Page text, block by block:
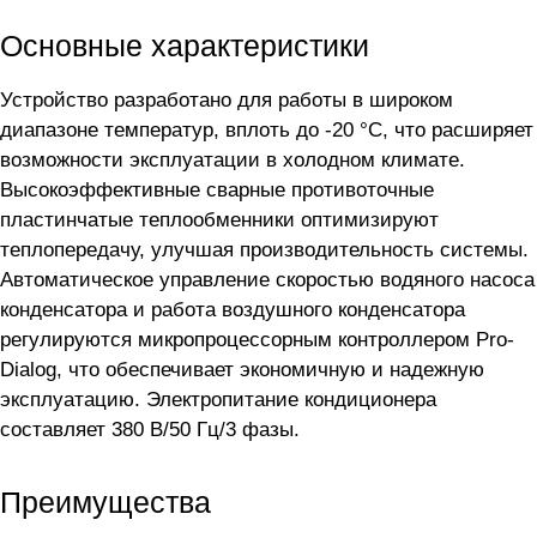
Основные характеристики
Устройство разработано для работы в широком
диапазоне температур, вплоть до -20 °С, что расширяет
возможности эксплуатации в холодном климате.
Высокоэффективные сварные противоточные
пластинчатые теплообменники оптимизируют
теплопередачу, улучшая производительность системы.
Автоматическое управление скоростью водяного насоса
конденсатора и работа воздушного конденсатора
регулируются микропроцессорным контроллером Pro-
Dialog, что обеспечивает экономичную и надежную
эксплуатацию. Электропитание кондиционера
составляет 380 В/50 Гц/3 фазы.
Преимущества